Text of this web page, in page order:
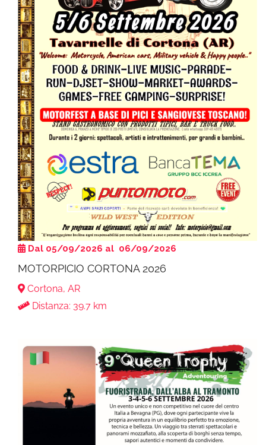
Dal 05/09/2026 al 06/09/2026
MOTORPICIO CORTONA 2026
Cortona, AR
Distanza: 39.7 km